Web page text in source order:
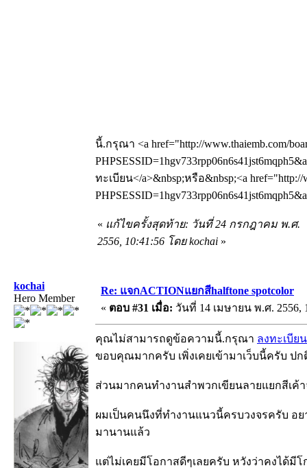
นี้.กรุณา <a href="http://www.thaiemb.com/
ทะเบียน</a>&nbsp;หรือ&nbsp;<a href="http://
« แก้ไขครั้งสุดท้าย: วันที่ 24 กรกฎาคม พ.ศ.
2556, 10:41:56 โดย kochai »
kochai
Hero Member
Re: แจกACTIONแยกสีhalftone spotcolor
« ตอบ #31 เมื่อ: วันที่ 14 เมษายน พ.ศ. 2556,
คุณไม่สามารถดูข้อความนี้.กรุณา ลงทะเบียน
ขอบคุณมากครับ เพิ่งเคยเข้ามาเว็บนี้ครับ ป
ส่วนมากคนทำงานสำพวกเขียนลายแยกสีเ
ผมเป็นคนนึงที่ทำงานแนวนี้ครบวงจรครับ อ
มานานแล้ว
แต่ไม่เคยมีโอกาสดีๆเลยครับ หวังว่าคงได้มี